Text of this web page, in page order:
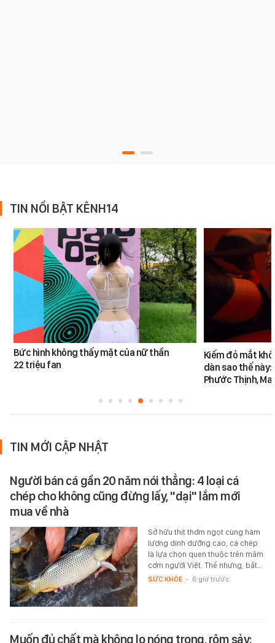
TIN NỔI BẬT KÊNH14
Bức hình không thấy mặt của nữ thần
22 triệu fan
Kiếm đỏ mắt
dàn sao thế này:
Phước Thịnh,
TIN MỚI CẬP NHẬT
Người bán cá gần 20 năm nói thẳng: 4 loại cá
chép cho không cũng đừng lấy, "dại" lắm mới
mua về nhà
Sở hữu thịt thơm ngọt cùng hàm
lượng dinh dưỡng cao, cá chép
là lựa chọn quen thuộc trên mâm
cơm người Việt. Thế nhưng, bất…
SỨC KHỎE - 6 giờ trước
Muốn đủ chất mà không lo nóng trong, rôm sảy: